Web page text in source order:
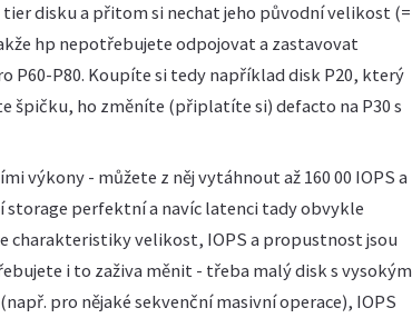
disku a přitom si nechat jeho původní velikost (=
hp nepotřebujete odpojovat a zastavovat
P60-P80. Koupíte si tedy například disk P20, který
špičku, ho změníte (připlatíte si) defacto na P30 s
výkony - můžete z něj vytáhnout až 160 00 IOPS a
storage perfektní a navíc latenci tady obvykle
charakteristiky velikost, IOPS a propustnost jsou
i to zaživa měnit - třeba malý disk s vysokým
pro nějaké sekvenční masivní operace), IOPS